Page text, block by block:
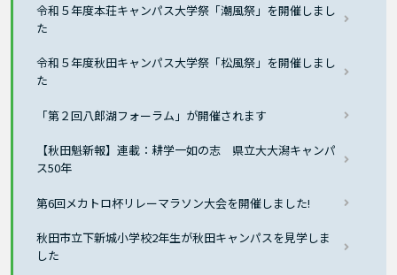
令和５年度本荘キャンパス大学祭「潮風祭」を開催しまし
た
令和５年度秋田キャンパス大学祭「松風祭」を開催しまし
た
「第２回八郎湖フォーラム」が開催されます
【秋田魁新報】連載：耕学一如の志 県立大大潟キャンパ
ス50年
第6回メカトロ杯リレーマラソン大会を開催しました!
秋田市立下新城小学校2年生が秋田キャンパスを見学しま
した